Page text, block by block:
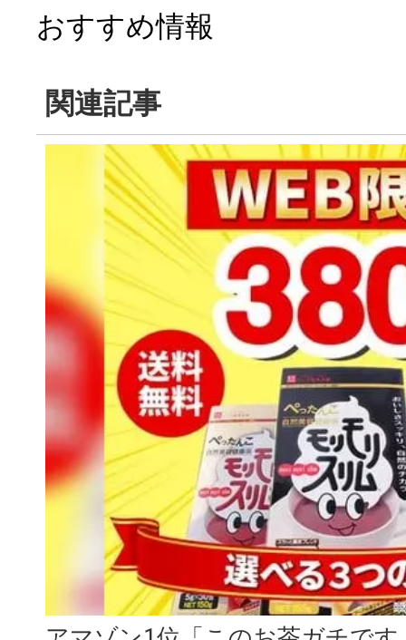
おすすめ情報
関連記事